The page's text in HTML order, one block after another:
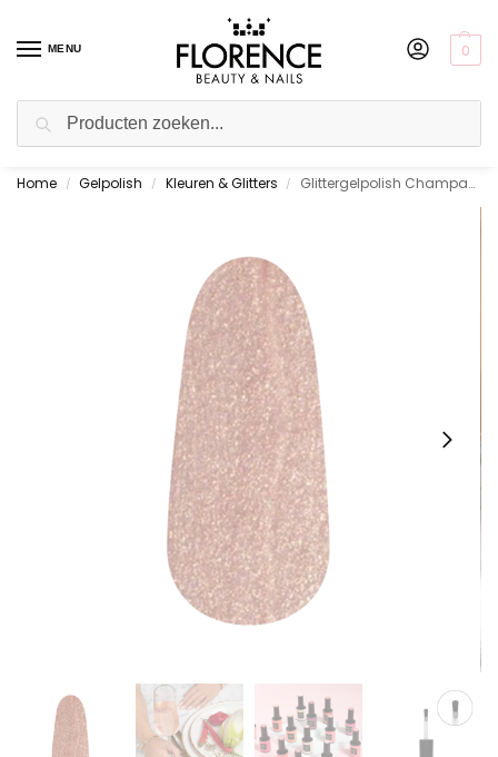
MENU 0
Gratis ophalen in de showroom
Home / Gelpolish / Kleuren & Glitters / Glittergelpolish Champagne Bubbles 10 ml.